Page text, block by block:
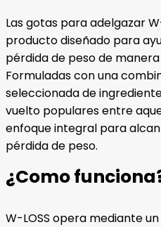
Las gotas para adelgazar
producto diseñado para
pérdida de peso de
Formuladas con una
seleccionada de
vuelto populares entre
enfoque integral para
pérdida de peso.
¿Como
W-LOSS opera mediante